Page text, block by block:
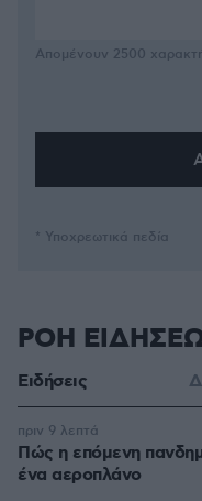
Απομένουν 2500
* Υποχρεωτικά πεδία
ΡΟΗ
Ειδήσεις
Πώς η επόμενη
ένα αεροπλάνο
πριν 9 λεπτά